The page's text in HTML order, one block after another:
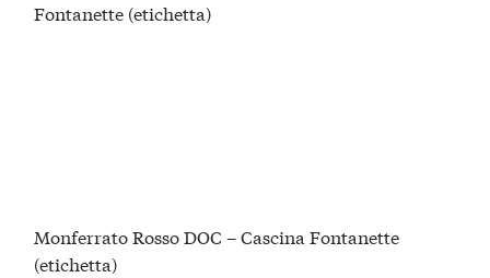
Monferrato Rosso DOC – Cascina Fontanette
(etichetta)